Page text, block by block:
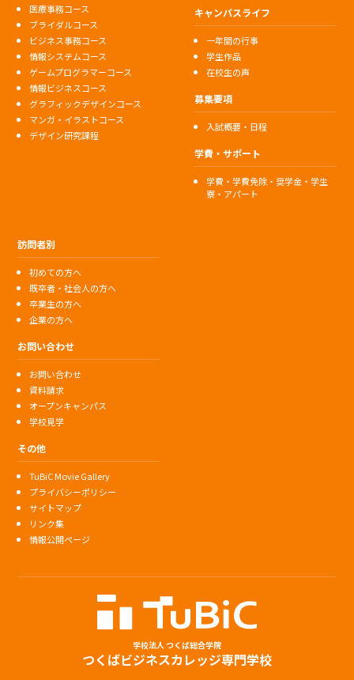
医療事務コース
ブライダルコース
ビジネス事務コース
情報システムコース
ゲームプログラマーコース
情報ビジネスコース
グラフィックデザインコース
マンガ・イラストコース
デザイン研究課程
キャンパスライフ
一年間の行事
学生作品
在校生の声
募集要項
入試概要・日程
学費・サポート
学費・学費免除・奨学金・学生
寮・アパート
訪問者別
初めての方へ
既卒者・社会人の方へ
卒業生の方へ
企業の方へ
お問い合わせ
お問い合わせ
資料請求
オープンキャンパス
学校見学
その他
TuBiC Movie Gallery
プライバシーポリシー
サイトマップ
リンク集
情報公開ページ
学校法人 つくば総合学院
つくばビジネスカレッジ専門学校